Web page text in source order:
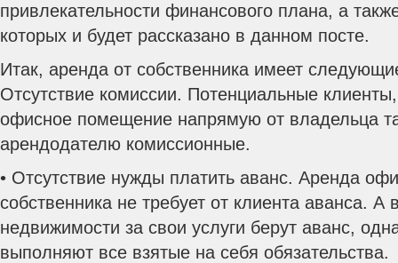
привлекательности финансового плана, а
которых и будет рассказано в данном посте.
Итак, аренда от собственника имеет
Отсутствие комиссии. Потенциальные
офисное помещение напрямую от владельца
арендодателю комиссионные.
• Отсутствие нужды платить аванс. Аренда
собственника не требует от клиента аванса. А
недвижимости за свои услуги берут аванс,
выполняют все взятые на себя обязательства.